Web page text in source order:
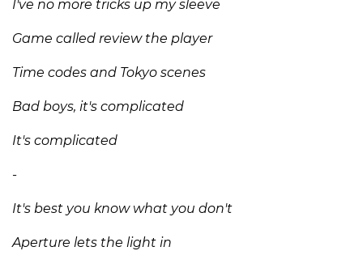
I've no more tricks up my sleeve
Game called review the player
Time codes and Tokyo scenes
Bad boys, it's complicated
It's complicated
-
It's best you know what you don't
Aperture lets the light in